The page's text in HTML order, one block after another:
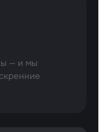
— и мы